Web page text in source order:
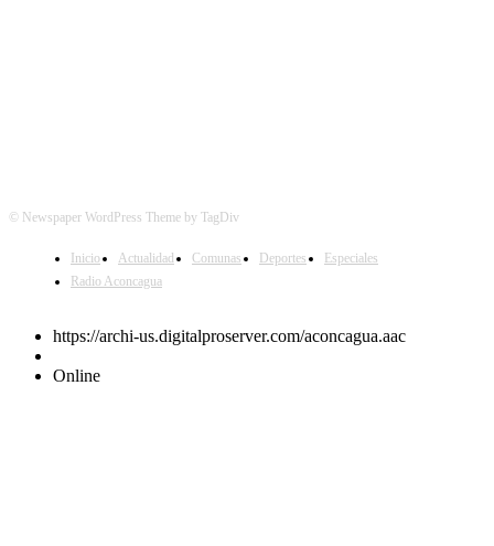
© Newspaper WordPress Theme by TagDiv
Inicio Actualidad Comunas Deportes
Especiales
Radio Aconcagua
https://archi-us.digitalproserver.com/aconcagua.aac
Online